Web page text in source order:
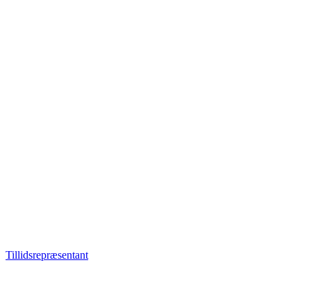
Tillidsrepræsentant